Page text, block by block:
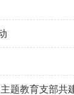
题教育支部共